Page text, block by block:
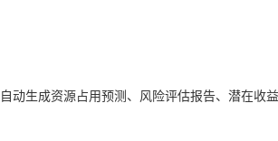
动生成资源占用预测、风险评估报告、潜在收